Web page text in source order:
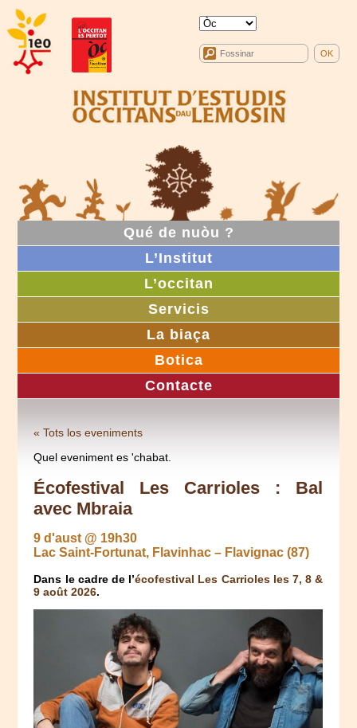
Qué de nuòu ?
L’Institut
L’occitan
Servicis
La biaça
Botica
Contacte
« Tots los eveniments
Quel eveniment es 'chabat.
Écofestival Les Carrioles : Bal
avec Mbraia
9 d'aust @ 19h30
Lac Saint-Fortunat, Flavinhac – Flavignac (87)
Dans le cadre de l’écofestival Les Carrioles les 7, 8 &
9 août 2026.